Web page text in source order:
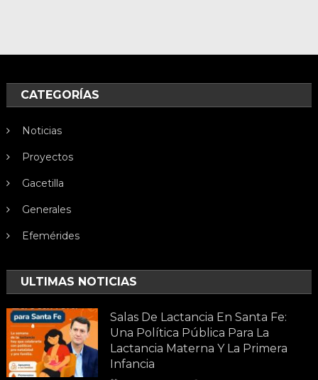
CATEGORÍAS
Noticias
Proyectos
Gacetilla
Generales
Efemérides
ULTIMAS NOTICIAS
Salas De Lactancia En Santa Fe:
Una Política Pública Para La
Lactancia Materna Y La Primera
Infancia